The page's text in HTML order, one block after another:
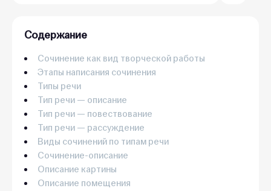
Содержание
Сочинение как вид творческой работы
Этапы написания сочинения
Типы речи
Тип речи — описание
Тип речи — повествование
Тип речи — рассуждение
Виды сочинений по типам речи
Сочинение-описание
Описание картины
Описание помещения